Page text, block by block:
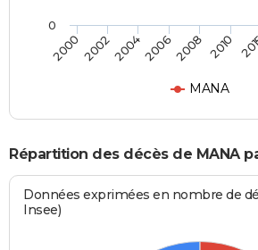
MANA
20002002200420062008 2010
0
Répartition des décès de MANA
Données exprimées en nombre de
Insee)